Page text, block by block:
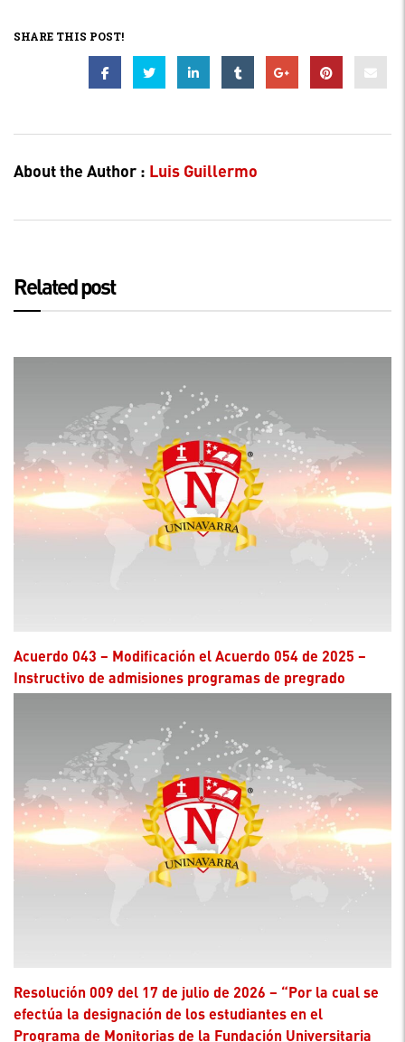
SHARE THIS POST!
About the Author : Luis Guillermo
Related post
Acuerdo 043 – Modificación el Acuerdo 054 de 2025 –
Instructivo de admisiones programas de pregrado
Resolución 009 del 17 de julio de 2026 – “Por la cual se
efectúa la designación de los estudiantes en el
Programa de Monitorias de la Fundación Universitaria